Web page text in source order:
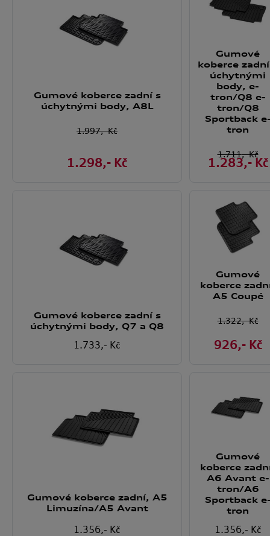
Gumové koberce zadní s
úchytnými body, A8L
1.997,- Kč
1.298,- Kč
Gumové
koberce
úchytnými
body, e-
tron/Q8 e-
tron/Q8
Sportback
tron
1.711,- Kč
1.283,- Kč
Gumové koberce zadní s
úchytnými body, Q7 a Q8
1.733,- Kč
Gumové
koberce
A5 Coupé
1.322,- Kč
926,- Kč
Gumové koberce zadní, A5
Limuzína/A5 Avant
1.356,- Kč
Gumové
koberce
A6 Avant e-
tron/A6
Sportback
tron
1.356,- Kč